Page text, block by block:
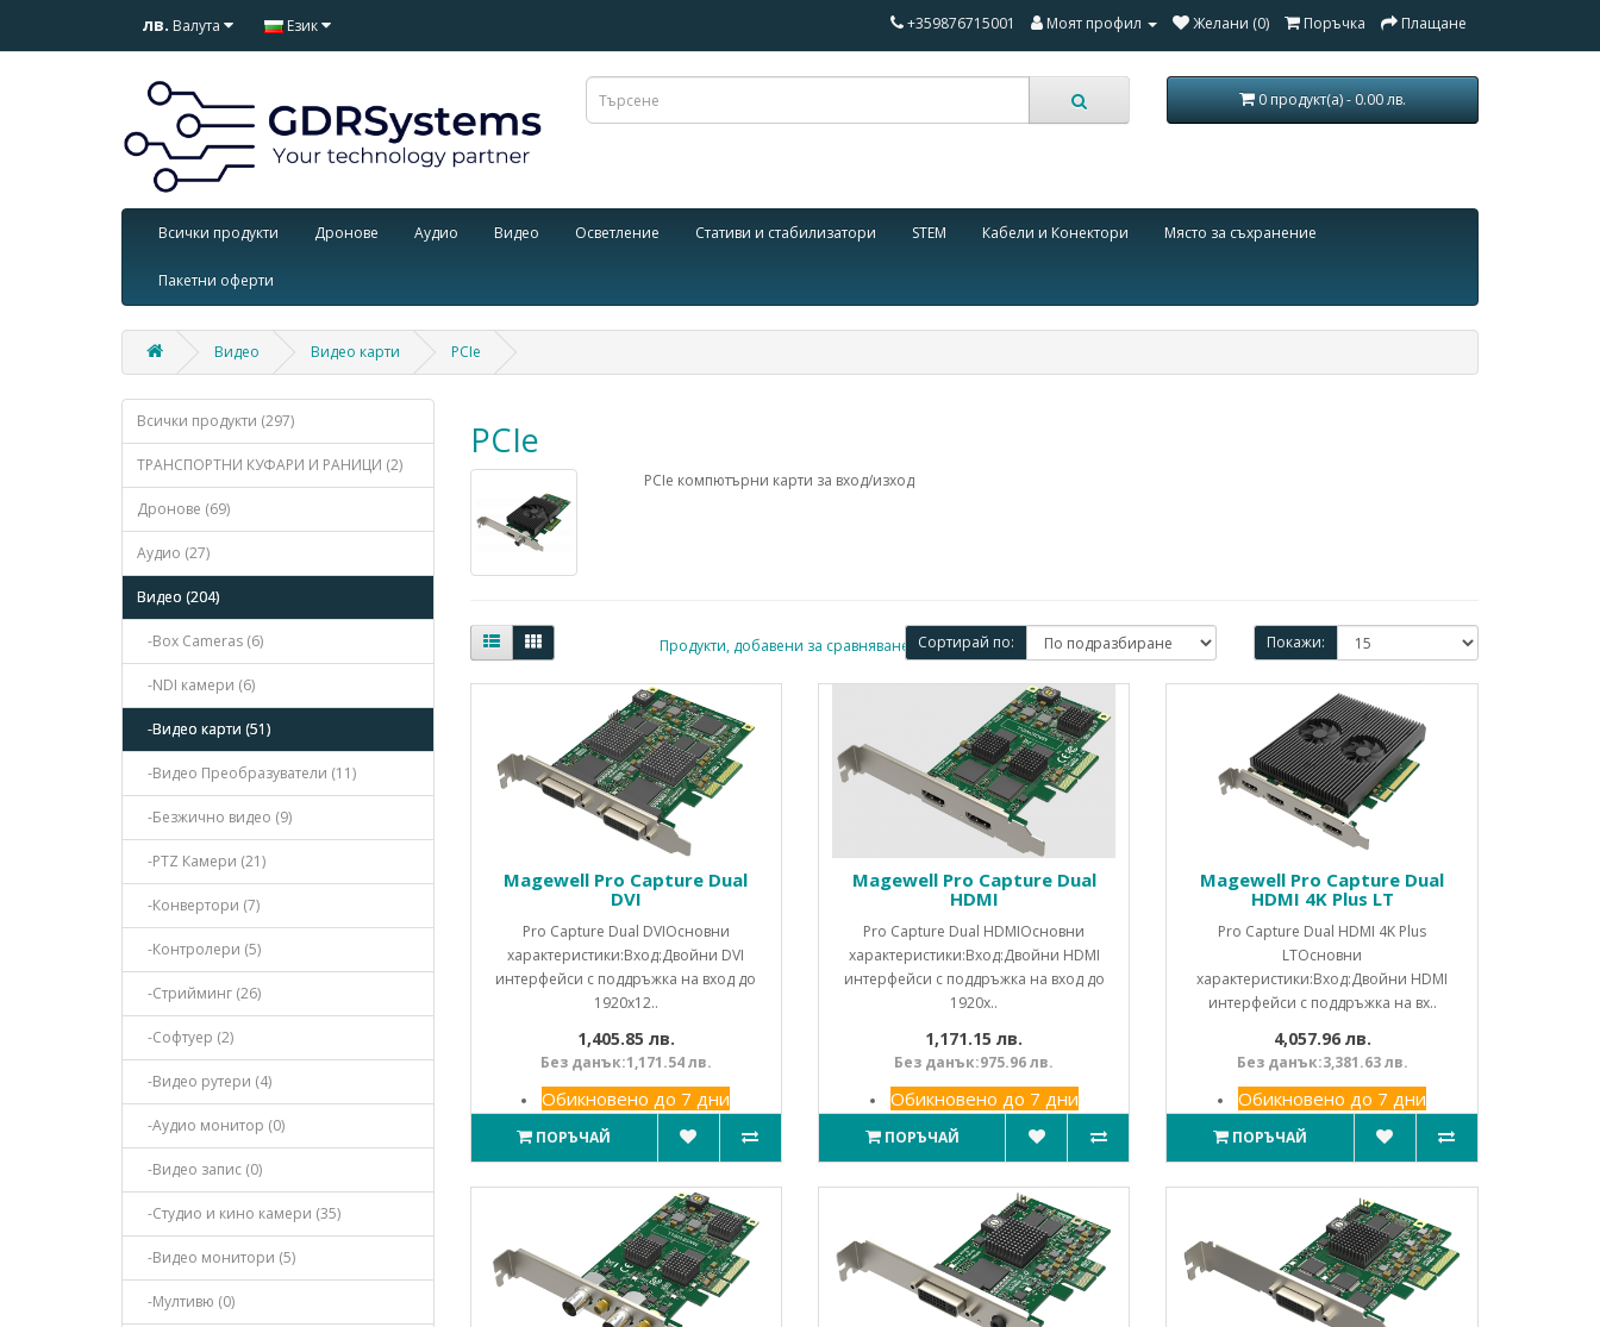
лв. Валута Език +359876715001 Моят профил Желани (0) Поръчка Плащане
0 продукт(а) - 0.00 лв.
Всички продукти Дронове Аудио Видео Осветление Стативи и стабилизатори STEM Кабели и Конектори Място за съхранение
Пакетни оферти
Видео Видео карти PCIe
Всички продукти (297)
ТРАНСПОРТНИ КУФАРИ И РАНИЦИ (2)
Дронове (69)
Аудио (27)
Видео (204)
-Box Cameras (6)
-NDI камери (6)
-Видео карти (51)
-Видео Преобразуватели (11)
-Безжично видео (9)
-PTZ Камери (21)
-Конвертори (7)
-Контролери (5)
-Стрийминг (26)
-Софтуер (2)
-Видео рутери (4)
-Аудио монитор (0)
-Видео запис (0)
-Студио и кино камери (35)
-Видео монитори (5)
-Мултивю (0)
PCIe
PCIe компютърни карти за вход/изход
Продукти, добавени за сравняване: (0)Сортирай по: Покажи:
Magewell Pro Capture Dual
DVI
Pro Capture Dual DVIОсновни
характеристики:Вход:Двойни DVI
интерфейси с поддръжка на вход до
1920x12..
1,405.85 лв.
Без данък:1,171.54 лв.
Обикновено до 7 дни
ПОРЪЧАЙ
Magewell Pro Capture Dual
HDMI
Pro Capture Dual HDMIОсновни
характеристики:Вход:Двойни HDMI
интерфейси с поддръжка на вход до
1920x..
1,171.15 лв.
Без данък:975.96 лв.
Обикновено до 7 дни
ПОРЪЧАЙ
Magewell Pro Capture Dual
HDMI 4K Plus LT
Pro Capture Dual HDMI 4K Plus
LTОсновни
характеристики:Вход:Двойни HDMI
интерфейси с поддръжка на вх..
4,057.96 лв.
Без данък:3,381.63 лв.
Обикновено до 7 дни
ПОРЪЧАЙ